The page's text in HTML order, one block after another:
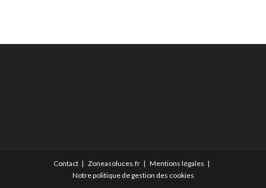
Contact Zoneasoluces.fr
Mentions légales
Notre politique de gestion des cookies